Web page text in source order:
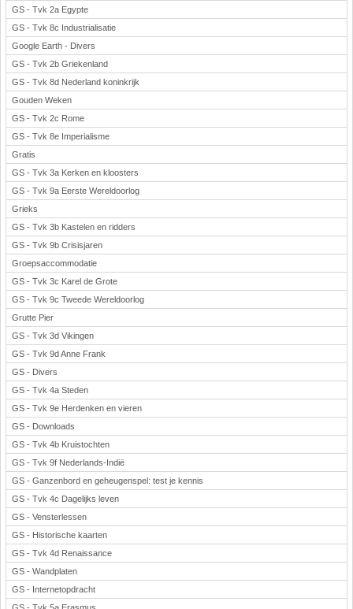
GS - Tvk 2a Egypte
GS - Tvk 8c Industrialisatie
Google Earth - Divers
GS - Tvk 2b Griekenland
GS - Tvk 8d Nederland koninkrijk
Gouden Weken
GS - Tvk 2c Rome
GS - Tvk 8e Imperialisme
Gratis
GS - Tvk 3a Kerken en kloosters
GS - Tvk 9a Eerste Wereldoorlog
Grieks
GS - Tvk 3b Kastelen en ridders
GS - Tvk 9b Crisisjaren
Groepsaccommodatie
GS - Tvk 3c Karel de Grote
GS - Tvk 9c Tweede Wereldoorlog
Grutte Pier
GS - Tvk 3d Vikingen
GS - Tvk 9d Anne Frank
GS - Divers
GS - Tvk 4a Steden
GS - Tvk 9e Herdenken en vieren
GS - Downloads
GS - Tvk 4b Kruistochten
GS - Tvk 9f Nederlands-Indië
GS - Ganzenbord en geheugenspel: test je kennis
GS - Tvk 4c Dagelijks leven
GS - Vensterlessen
GS - Historische kaarten
GS - Tvk 4d Renaissance
GS - Wandplaten
GS - Internetopdracht